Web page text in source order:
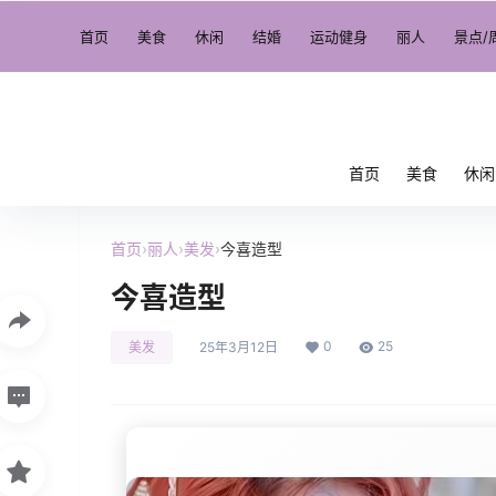
首页 美食 休闲 结婚 运动健身 丽人 景点/
首页 美食 休闲
首页›丽人›美发›今喜造型
今喜造型
美发 25年3月12日 0 25